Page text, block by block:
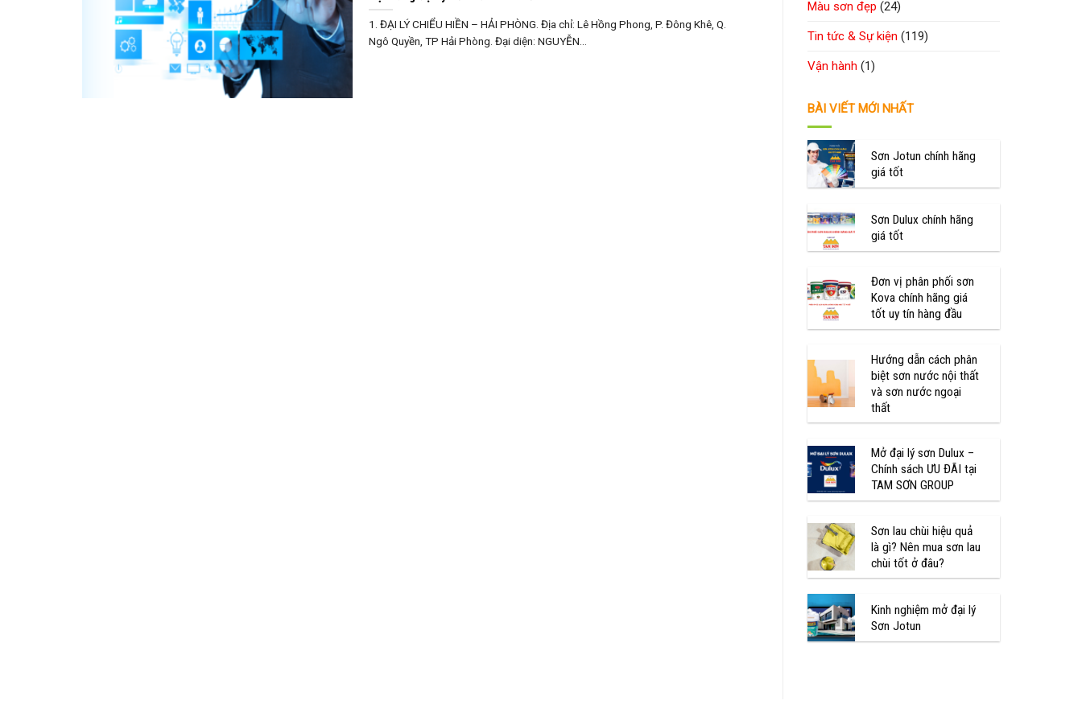
1. ĐẠI LÝ CHIỂU HIỀN – HẢI PHÒNG. Địa chỉ: Lê Hồng Phong, P. Đông Khê, Q.
Ngô Quyền, TP Hải Phòng. Đại diện: NGUYỄN...
Màu sơn đẹp (24)
Tin tức & Sự kiện (119)
Vận hành (1)
BÀI VIẾT MỚI NHẤT
Sơn Jotun chính hãng
giá tốt
Sơn Dulux chính hãng
giá tốt
Đơn vị phân phối sơn
Kova chính hãng giá
tốt uy tín hàng đầu
Hướng dẫn cách phân
biệt sơn nước nội thất
và sơn nước ngoại
thất
Mở đại lý sơn Dulux –
Chính sách ƯU ĐÃI tại
TAM SƠN GROUP
Sơn lau chùi hiệu quả
là gì? Nên mua sơn lau
chùi tốt ở đâu?
Kinh nghiệm mở đại lý
Sơn Jotun